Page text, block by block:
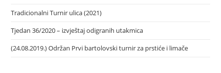
Tradicionalni Turnir ulica (2021)
Tjedan 36/2020 – izvještaj odigranih utakmica
(24.08.2019.) Održan Prvi bartolovski turnir za prstiće i limače